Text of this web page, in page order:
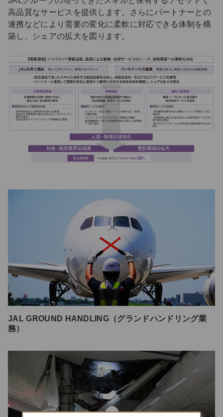
高品質なサービスを提供します。さらにパートナーとの
連携などにより需要の変化に柔軟に対応できる体制を構
築し、シェアの拡大を図ります。
JAL GROUND HANDLING（グランドハンドリング業
務）